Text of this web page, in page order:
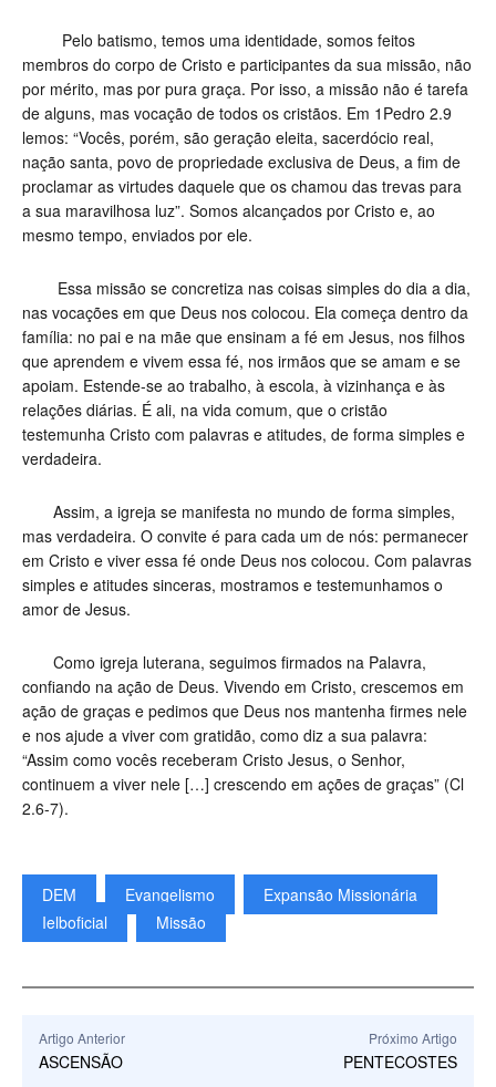
Pelo batismo, temos uma identidade, somos feitos
membros do corpo de Cristo e participantes da sua missão, não
por mérito, mas por pura graça. Por isso, a missão não é tarefa
de alguns, mas vocação de todos os cristãos. Em 1Pedro 2.9
lemos: “Vocês, porém, são geração eleita, sacerdócio real,
nação santa, povo de propriedade exclusiva de Deus, a fim de
proclamar as virtudes daquele que os chamou das trevas para
a sua maravilhosa luz”. Somos alcançados por Cristo e, ao
mesmo tempo, enviados por ele.
Essa missão se concretiza nas coisas simples do dia a dia,
nas vocações em que Deus nos colocou. Ela começa dentro da
família: no pai e na mãe que ensinam a fé em Jesus, nos filhos
que aprendem e vivem essa fé, nos irmãos que se amam e se
apoiam. Estende-se ao trabalho, à escola, à vizinhança e às
relações diárias. É ali, na vida comum, que o cristão
testemunha Cristo com palavras e atitudes, de forma simples e
verdadeira.
Assim, a igreja se manifesta no mundo de forma simples,
mas verdadeira. O convite é para cada um de nós: permanecer
em Cristo e viver essa fé onde Deus nos colocou. Com palavras
simples e atitudes sinceras, mostramos e testemunhamos o
amor de Jesus.
Como igreja luterana, seguimos firmados na Palavra,
confiando na ação de Deus. Vivendo em Cristo, crescemos em
ação de graças e pedimos que Deus nos mantenha firmes nele
e nos ajude a viver com gratidão, como diz a sua palavra:
“Assim como vocês receberam Cristo Jesus, o Senhor,
continuem a viver nele […] crescendo em ações de graças” (Cl
2.6-7).
DEM Evangelismo
Expansão Missionária
Ielboficial
Missão
Artigo Anterior
ASCENSÃO
Próximo Artigo
PENTECOSTES